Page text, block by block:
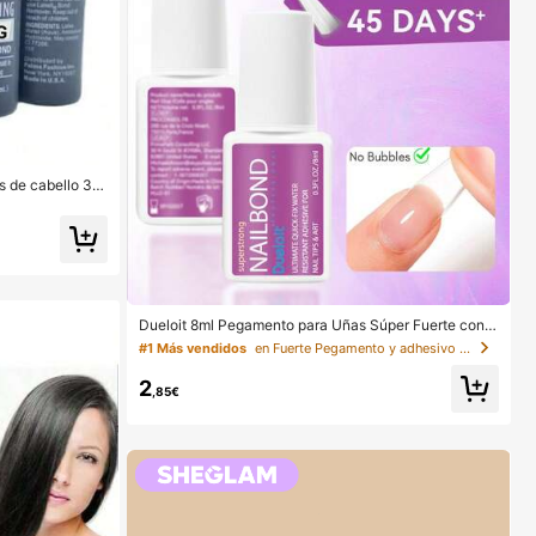
de cabello 30
y a pr
de larga
Dueloit 8ml Pegamento para Uñas Súper Fuerte con P
incel, Apto para Uñas Acrílicas, Puntas de Uñas y Uña
s Postizas Adhesivas, Puede Reparar Uñas Rotas, Pe
gamento para Uñas Acrílicas/Adhesivo para Uñas/Gel
para Uñas, Duradero
#1 Más vendidos en Fuerte Pegamento y adhesivo para uñas
2,85€